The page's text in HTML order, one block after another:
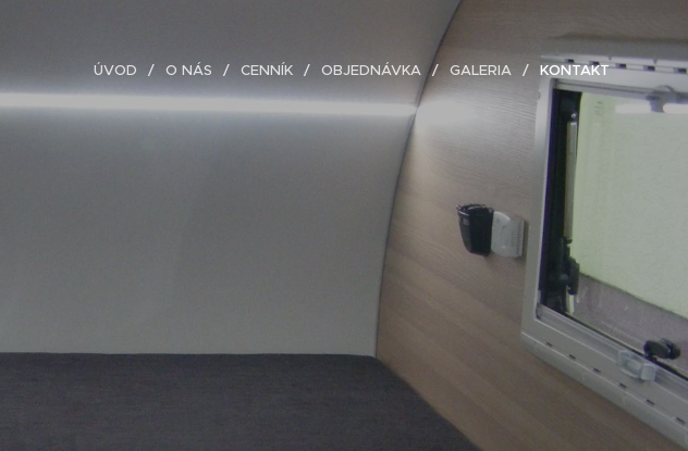
ÚVOD O NÁS CENNÍK OBJEDNÁVKA GALERIA KONTAKT